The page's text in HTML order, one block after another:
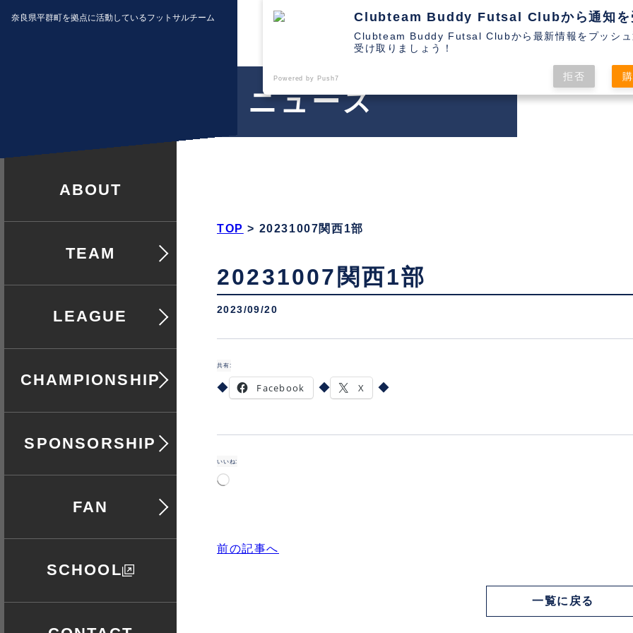
奈良県平群町を拠点に活動しているフットサルチーム
クラブ紹介
チームについて
リーグ戦
全日本選手権
協賛
ファン
スクール
ニュース
TOP > 20231007関西1部
20231007関西1部
2023/09/20
共有:
Facebook X
いいね:
前の記事へ
一覧に戻る
Clubteam Buddy Futsal Clubから最新情報をプッシュ
受け取りましょう！
Powered by Push7 拒否